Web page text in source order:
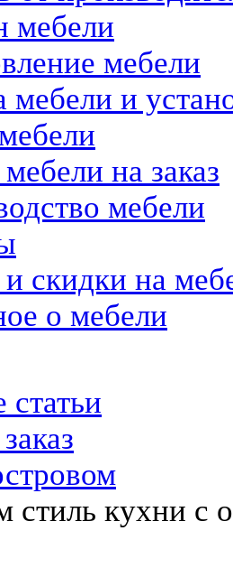
мебели
мебели
мебели и
на заказ
мебели
скидки на
о мебели
стиль кухни с